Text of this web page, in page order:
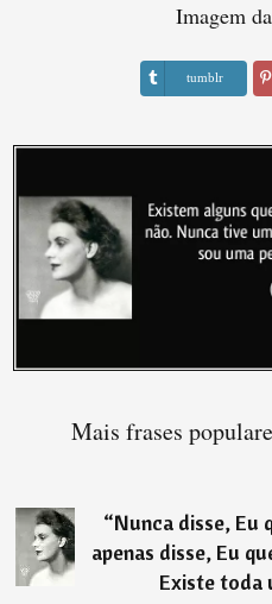
Imagem
tumblr
Mais frases
“Nunca disse, Eu
apenas disse, Eu
Existe toda